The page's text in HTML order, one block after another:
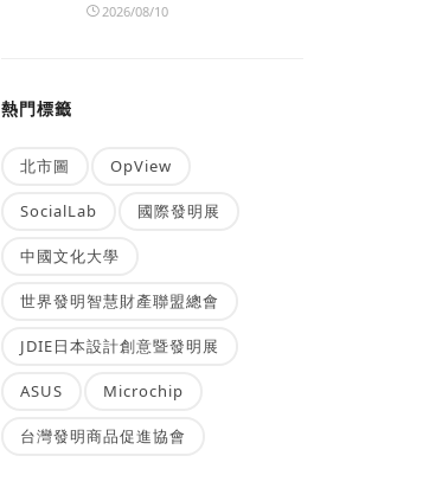
2026/08/10
熱門標籤
北市圖 OpView
SocialLab 國際發明展
中國文化大學
世界發明智慧財產聯盟總會
JDIE日本設計創意暨發明展
ASUS Microchip
台灣發明商品促進協會